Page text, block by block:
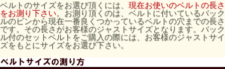
ベルトのサイズをお選び頂くには、 現在お使いのベルトの長さ
をお測り下さい。お測り頂くのは、ベルトに付いているバック
ルのピンから現在一番良くつかっているベルトの穴までの長さ
です。その長さがお客様のジャストサイズとなります。バック
ル付のセットベルトをご購入の際には、お客様のジャストサイ
ズをもとにサイズをお選び下さい。